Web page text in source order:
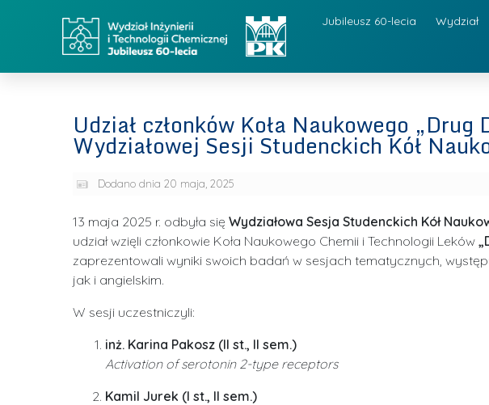
Jubileusz 60-lecia Wydział
Udział członków Koła Naukowego „Drug
Wydziałowej Sesji Studenckich Kół
Dodano dnia 20 maja, 2025
13 maja 2025 r. odbyła się Wydziałowa Sesja Studenckich Kół
udział wzięli członkowie Koła Naukowego Chemii i Technologii Leków
zaprezentowali wyniki swoich badań w sesjach tematycznych,
jak i angielskim.
W sesji uczestniczyli:
inż. Karina Pakosz (II st., II sem.)
Activation of serotonin 2-type receptors
Kamil Jurek (I st., II sem.)